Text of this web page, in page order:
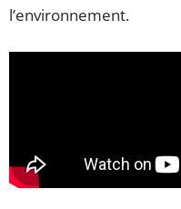
l’environnement.